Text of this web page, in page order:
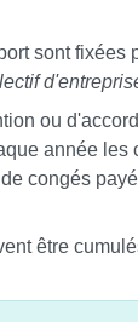
sont fixées
ou
année les
congés
être